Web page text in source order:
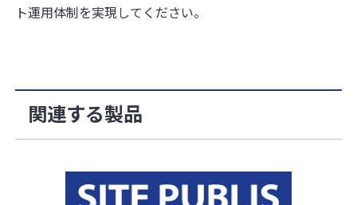
ト運用体制を実現してください。
関連する製品